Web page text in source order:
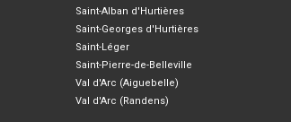
Saint-Alban d'Hurtières
Saint-Georges d'Hurtières
Saint-Léger
Saint-Pierre-de-Belleville
Val d'Arc (Aiguebelle)
Val d'Arc (Randens)